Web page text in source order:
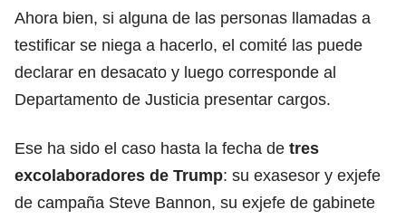
Ahora bien, si alguna de las personas llamadas a
testificar se niega a hacerlo, el comité las puede
declarar en desacato y luego corresponde al
Departamento de Justicia presentar cargos.
Ese ha sido el caso hasta la fecha de tres
excolaboradores de Trump: su exasesor y exjefe
de campaña Steve Bannon, su exjefe de gabinete